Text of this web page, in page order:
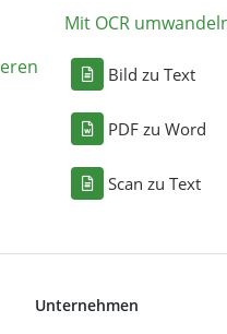
Mit OCR
Bild zu Text
PDF zu Word
Scan zu Text
Unternehmen